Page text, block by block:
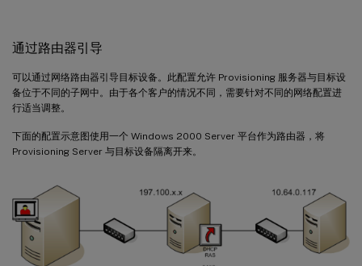
通过路由器引导
可以通过网络路由器引导目标设备。此配置允许 Provisioning 服务器与目标设
备位于不同的子网中。由于各个客户的情况不同，需要针对不同的网络配置进
行适当调整。
下面的配置示意图使用一个 Windows 2000 Server 平台作为路由器，将
Provisioning Server 与目标设备隔离开来。